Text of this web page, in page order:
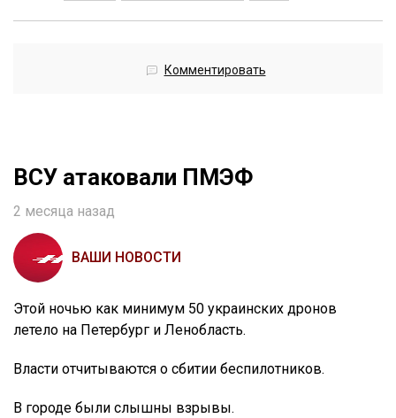
Комментировать
ВСУ атаковали ПМЭФ
2 месяца назад
ВАШИ НОВОСТИ
Этой ночью как минимум 50 украинских дронов
летело на Петербург и Ленобласть.
Власти отчитываются о сбитии беспилотников.
В городе были слышны взрывы.